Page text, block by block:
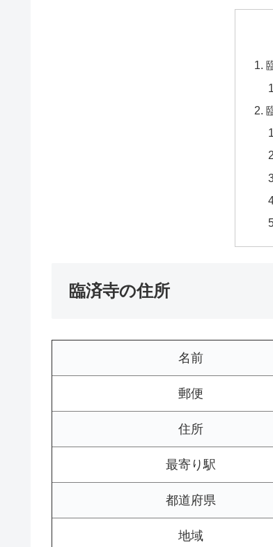
臨済寺の住所
名前
郵便
住所
最寄り駅
都道府県
地域